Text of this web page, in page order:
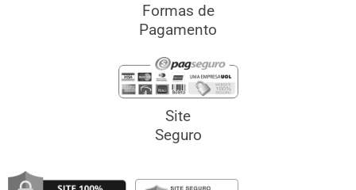
Formas de
Pagamento
Site
Seguro